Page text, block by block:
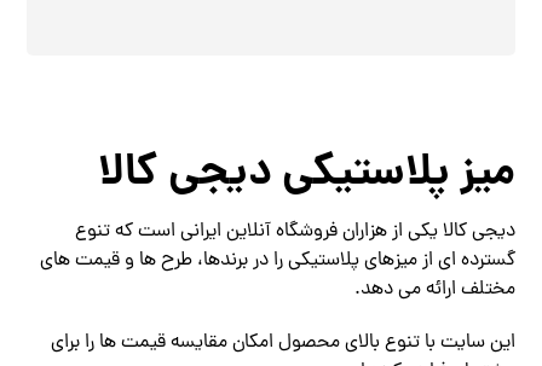
میز پلاستیکی دیجی کالا
دیجی کالا یکی از هزاران فروشگاه‌ آنلاین ایرانی است که تنوع
گسترده‌ ای از میزهای پلاستیکی را در برندها، طرح‌ ها و قیمت‌ های
مختلف ارائه می‌ دهد.
این سایت با تنوع بالای محصول امکان مقایسه قیمت ها را برای